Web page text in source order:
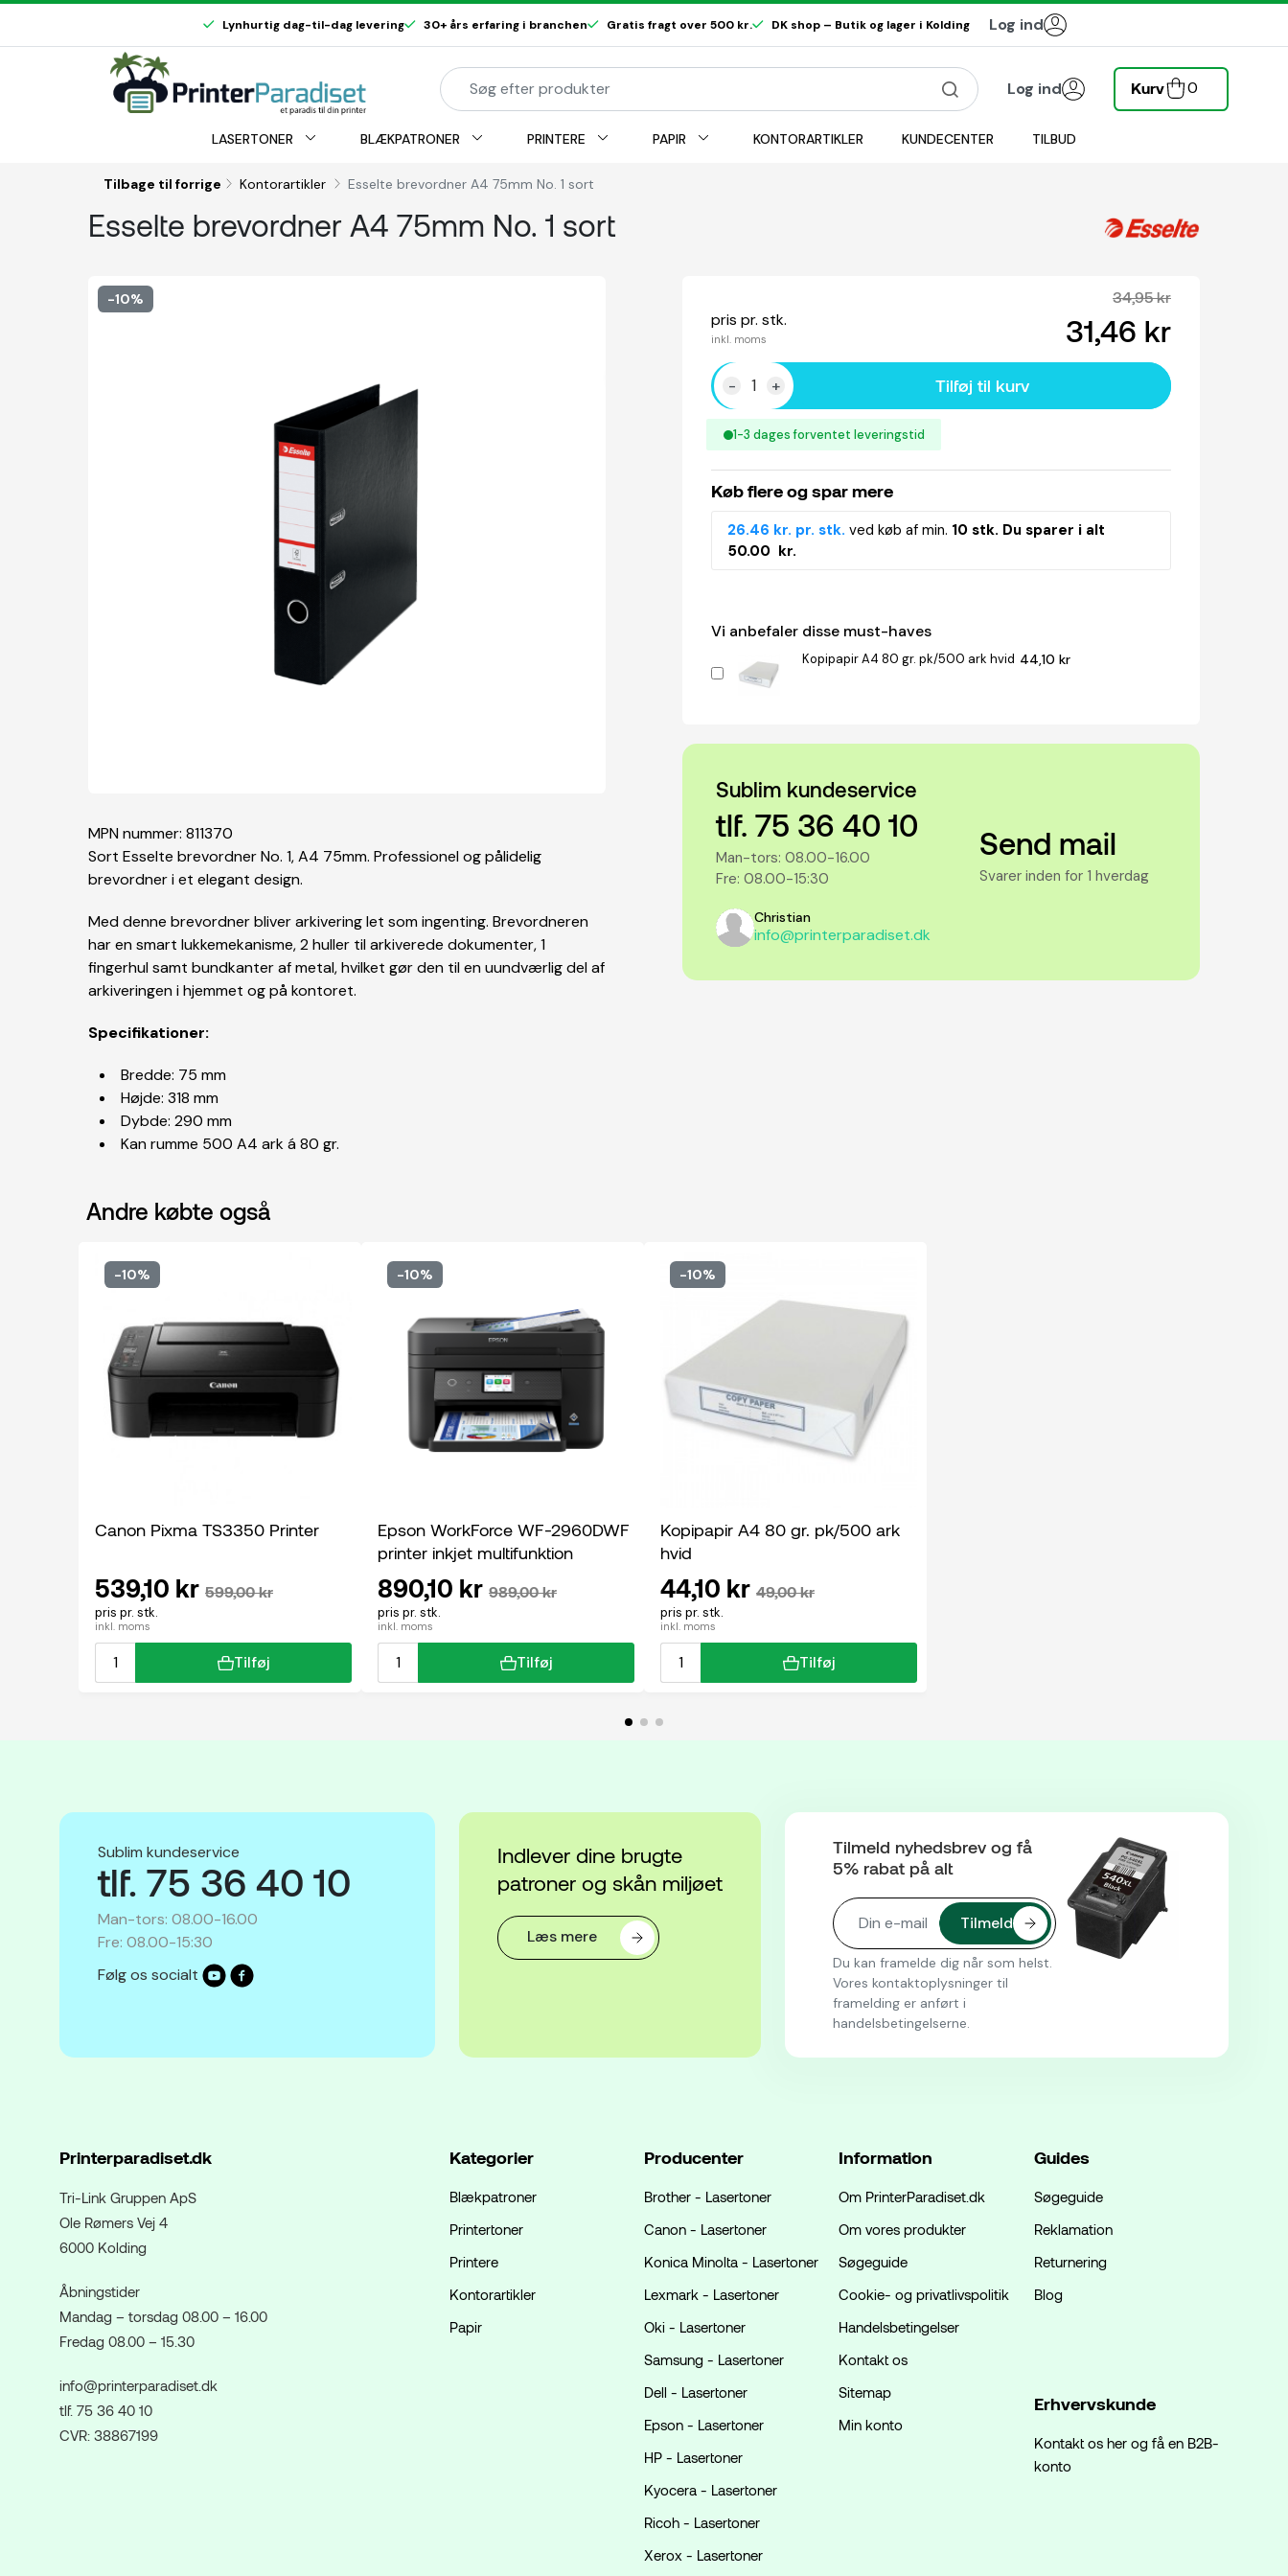
Lynhurtig dag-til-dag levering 30+ års erfaring i branchen Gratis fragt over 500 kr. DK shop – Butik og lager i Kolding Log ind
Log ind Kurv 0
LASERTONER BLÆKPATRONER PRINTERE PAPIR KONTORARTIKLER KUNDECENTER TILBUD
Tilbage til forrige Kontorartikler Esselte brevordner A4 75mm No. 1 sort
Esselte brevordner A4 75mm No. 1 sort
-10%
MPN nummer: 811370
Sort Esselte brevordner No. 1, A4 75mm. Professionel og pålidelig
brevordner i et elegant design.
Med denne brevordner bliver arkivering let som ingenting. Brevordneren
har en smart lukkemekanisme, 2 huller til arkiverede dokumenter, 1
fingerhul samt bundkanter af metal, hvilket gør den til en uundværlig del af
arkiveringen i hjemmet og på kontoret.
Specifikationer:
Bredde: 75 mm
Højde: 318 mm
Dybde: 290 mm
Kan rumme 500 A4 ark á 80 gr.
34,95 kr
pris pr. stk.
inkl. moms 31,46 kr
- + Tilføj til kurv
1-3 dages forventet leveringstid
Køb flere og spar mere
26.46 kr. pr. stk. ved køb af min. 10 stk. Du sparer i alt
50.00 kr.
Vi anbefaler disse must-haves
Kopipapir A4 80 gr. pk/500 ark hvid 44,10 kr
Sublim kundeservice
tlf. 75 36 40 10
Man-tors: 08.00-16.00
Fre: 08.00-15:30
Christian
info@printerparadiset.dk
Send mail
Svarer inden for 1 hverdag
Andre købte også
-10%
Canon Pixma TS3350 Printer
pris pr. stk.
inkl. moms
539,10 kr 599,00 kr
Tilføj
-10%
Epson WorkForce WF-2960DWF
printer inkjet multifunktion
pris pr. stk.
inkl. moms
890,10 kr 989,00 kr
Tilføj
-10%
Kopipapir A4 80 gr. pk/500 ark
hvid
pris pr. stk.
inkl. moms
44,10 kr 49,00 kr
Tilføj
Sublim kundeservice
tlf. 75 36 40 10
Man-tors: 08.00-16.00
Fre: 08.00-15:30
Følg os socialt
Indlever dine brugte
patroner og skån miljøet
Læs mere
Tilmeld nyhedsbrev og få
5% rabat på alt
Du kan framelde dig når som helst.
Vores kontaktoplysninger til
framelding er anført i
handelsbetingelserne.
Printerparadiset.dk
Tri-Link Gruppen ApS
Ole Rømers Vej 4
6000 Kolding
Åbningstider
Mandag – torsdag 08.00 – 16.00
Fredag 08.00 – 15.30
info@printerparadiset.dk
tlf. 75 36 40 10
CVR: 38867199
Kategorier
Blækpatroner
Printertoner
Printere
Kontorartikler
Papir
Producenter
Brother - Lasertoner
Canon - Lasertoner
Konica Minolta - Lasertoner
Lexmark - Lasertoner
Oki - Lasertoner
Samsung - Lasertoner
Dell - Lasertoner
Epson - Lasertoner
HP - Lasertoner
Kyocera - Lasertoner
Ricoh - Lasertoner
Xerox - Lasertoner
Information
Om PrinterParadiset.dk
Om vores produkter
Søgeguide
Cookie- og privatlivspolitik
Handelsbetingelser
Kontakt os
Sitemap
Min konto
Guides
Søgeguide
Reklamation
Returnering
Blog
Erhvervskunde
Kontakt os her og få en B2B-
konto